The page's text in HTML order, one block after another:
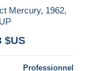
Mercury, 1962,
$US
Professionnel